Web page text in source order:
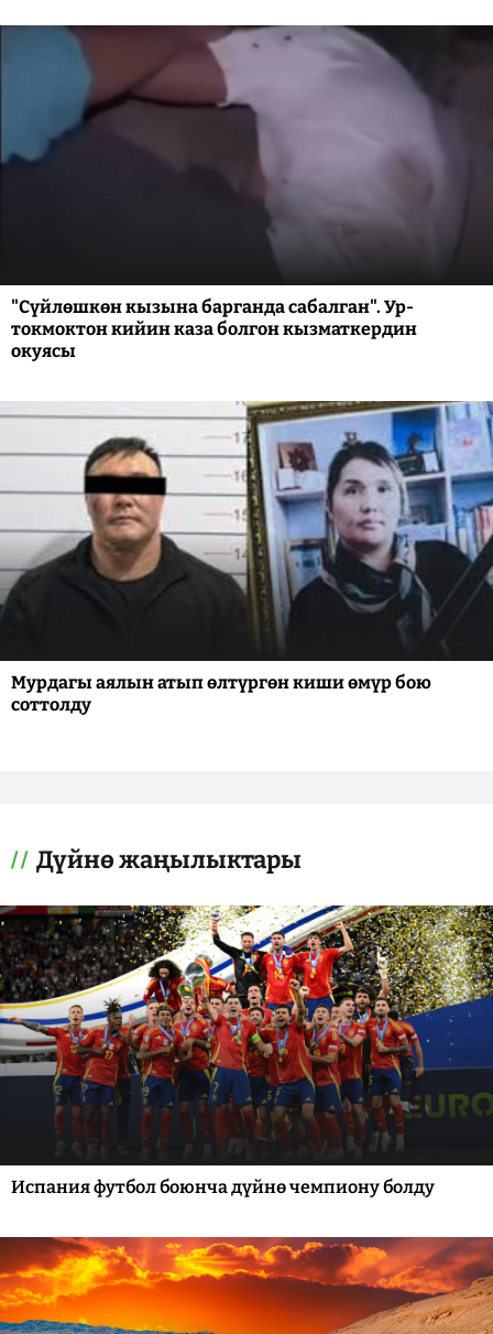
"Сүйлөшкөн кызына барганда сабалган". Ур-
токмоктон кийин каза болгон кызматкердин
окуясы
Мурдагы аялын атып өлтүргөн киши өмүр бою
соттолду
Дүйнө жаңылыктары
Испания футбол боюнча дүйнө чемпиону болду